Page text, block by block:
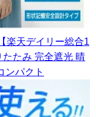
楽天デイリー総合1
たみ 完全遮光 晴
ンパクト